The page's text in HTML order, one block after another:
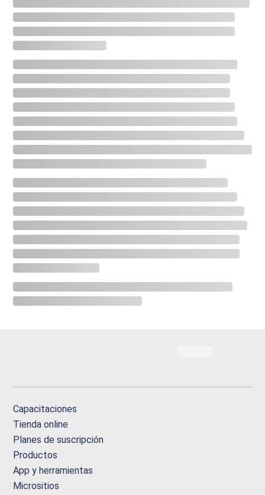
Capacitaciones
Tienda online
Planes de suscripción
Productos
App y herramientas
Micrositios